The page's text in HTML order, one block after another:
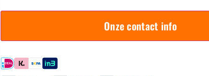
Onze contact info
Betaal met